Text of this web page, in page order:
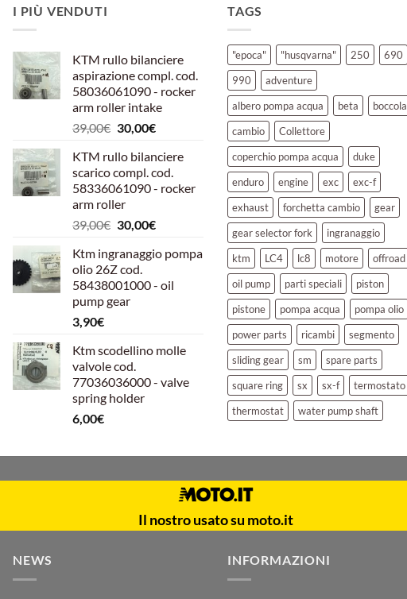
I PIÙ VENDUTI
KTM rullo bilanciere
aspirazione compl. cod.
58036061090 - rocker
arm roller intake
39,00€ Il
originale
era:
39,00€.
30,00€Il
attuale
è:
30,00€.
KTM rullo bilanciere
scarico compl. cod.
58336061090 - rocker
arm roller
39,00€ Il
originale
era:
39,00€.
30,00€Il
attuale
30,00€.
Ktm ingranaggio pompa
olio 26Z cod.
58438001000 - oil
pump gear
3,90€
Ktm scodellino molle
valvole cod.
77036036000 - valve
spring holder
6,00€
TAGS
"epoca" "husqvarna" 250
690
990
adventure
albero pompa acqua
beta
boccola
cambio
Collettore
coperchio pompa acqua
duke
enduro
engine exc
exc-f
exhaust
forchetta cambio
gear
gear selector fork
ingranaggio
ktm
LC4 lc8 motore
offroad
oil pump
parti speciali
piston
pistone
pompa acqua
pompa olio
power parts
ricambi
segmento
sliding gear
sm
spare parts
square ring
sx sx-f
termostato
thermostat
water pump shaft
Il nostro usato su moto.it
NEWS INFORMAZIONI